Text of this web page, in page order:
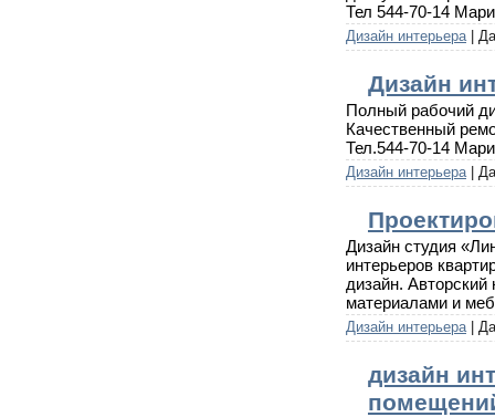
Тел 544-70-14
Дизайн интерьера|
Дизайн
Полный рабочий
Качественный
Тел.544-70-14
Дизайн интерьера|
Дизайн студия
интерьеров
дизайн.
материалами и
Дизайн интерьера|
дизайн